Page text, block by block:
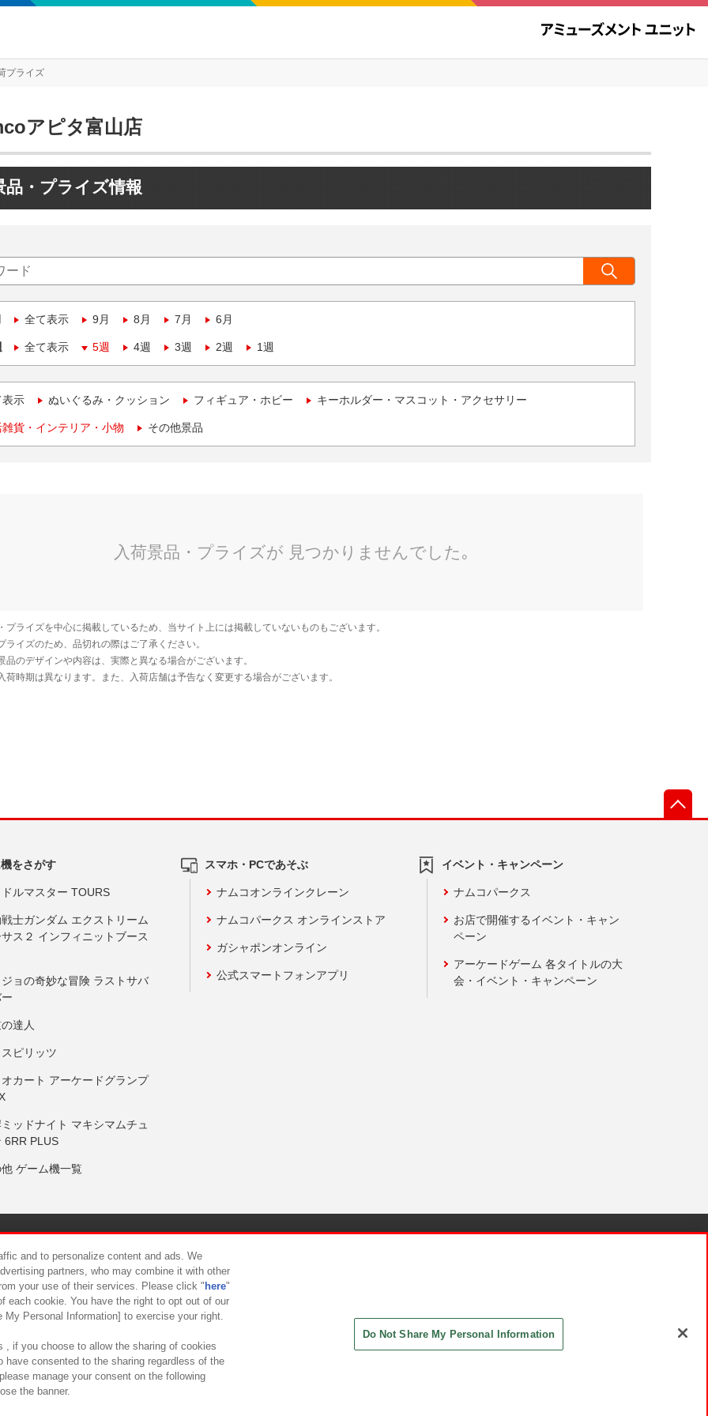
プライズ
アピタ富山店
品・プライズ情報
全て表示 9月 8月 7月 6月
全て表示 5週 4週 3週 2週 1週
表示 ぬいぐるみ・クッション フィギュア・ホビー キーホルダー・マスコット・アクセサリー
貨・インテリア・小物 その他景品
をさがす
ルマスター TOURS
士ガンダム エクストリーム
ス２ インフィニットブース
ョの奇妙な冒険 ラストサバ
達人
ピリッツ
カート アーケードグランプ
ッドナイト マキシマムチュ
6RR PLUS
ゲーム機一覧
スマホ・PCであそぶ
ナムコオンラインクレーン
ナムコパークス オンラインストア
ガシャポンオンライン
公式スマートフォンアプリ
イベント・キャンペーン
ナムコパークス
お店で開催するイベント・キャン
ペーン
アーケードゲーム 各タイトルの大
会・イベント・キャンペーン
について カスタマーハラスメント対応方針
and to personalize content and ads. We
partners, who may combine it with other
your use of their services. Please click " here"
each cookie. You have the right to opt out of our
Personal Information] to exercise your right.
, if you choose to allow the sharing of cookies
have consented to the sharing regardless of the
manage your consent on the following
the banner.
Do Not Share My Personal Information